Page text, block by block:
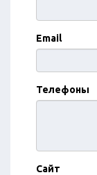
Email
Телефоны
Сайт